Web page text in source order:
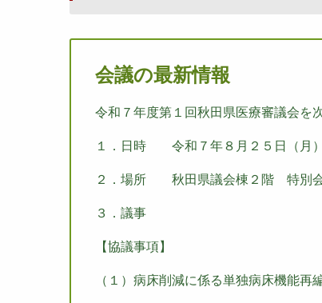
会議の最新情報
令和７ 年度第１回秋田県医療審議会を
１．日時 令和７年８月２５日（月
２．場所 秋田県議会棟２階 特別
３．議事
【協議事項】
（１）病床削減に係る単独病床機能再